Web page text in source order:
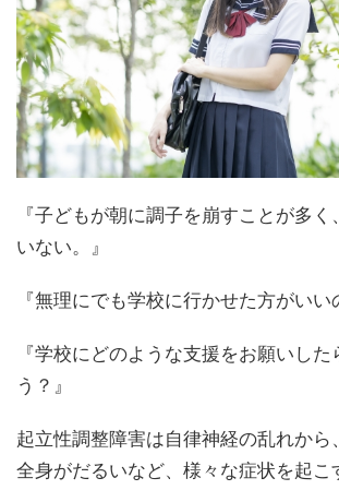
『子どもが朝に調子を崩すことが多
いない。』
『無理にでも学校に行かせた方がいい
『学校にどのような支援をお願いした
う？』
起立性調整障害は自律神経の乱れから
全身がだるいなど、様々な症状を起こ